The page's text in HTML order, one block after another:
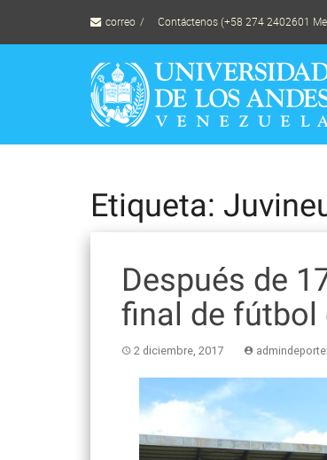
content
correo Contáctenos (+58 274 2402601
Etiqueta:
Después de
final de fútbol
2 diciembre, 2017